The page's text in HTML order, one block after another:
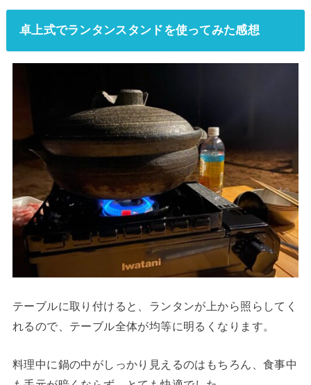
卓上式でランタンスタンドを使ってみた感想
テーブルに取り付けると、ランタンが上から照らしてく
れるので、テーブル全体が均等に明るくなります。
料理中に鍋の中がしっかり見えるのはもちろん、食事中